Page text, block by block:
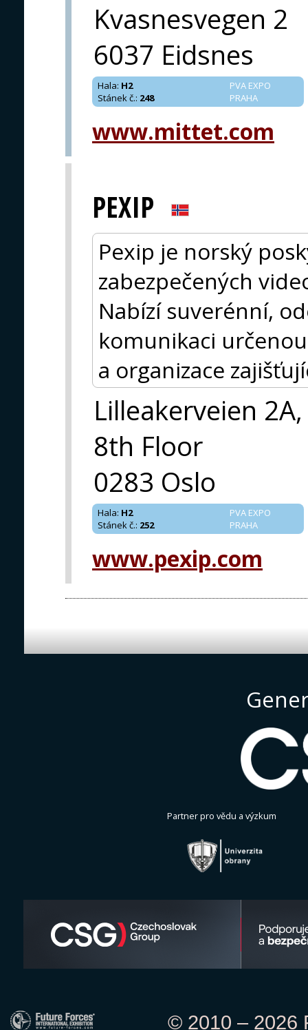
Kvasnesvegen 2
6037 Eidsnes
PVA EXPO
PRAHA
Hala: H2
Stánek č.: 248
www.mittet.com
PEXIP
Pexip je norský
zabezpečených
Nabízí suverénní,
komunikaci
a organizace
Lilleakerveien 2A,
8th Floor
0283 Oslo
PVA EXPO
PRAHA
Hala: H2
Stánek č.: 252
www.pexip.com
Partner pro vědu a výzkum
© 2010 – 2026